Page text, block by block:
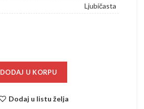
Ljubičasta
DODAJ U KORPU
Dodaj u listu želja